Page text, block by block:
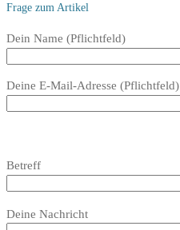
Frage zum Artikel
Bitte
Feld
Dein Name (Pflichtfeld)
Deine E-Mail-Adresse (Pflichtfeld)
dieses
lasse
leer.
Betreff
lasse
Deine Nachricht